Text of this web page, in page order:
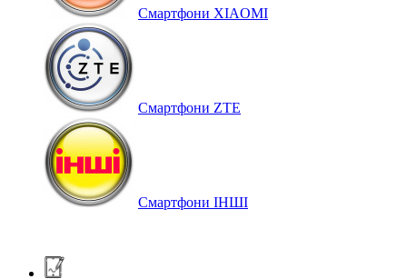
Смартфони XIAOMI
Смартфони ZTE
Смартфони ІНШІ